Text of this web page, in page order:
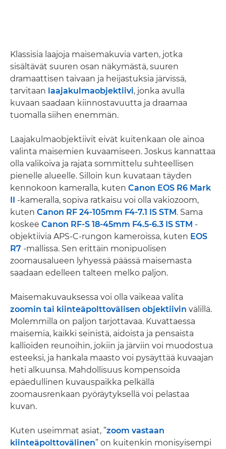
Klassisia laajoja maisemakuvia varten, jotka
sisältävät suuren osan näkymästä, suuren
dramaattisen taivaan ja heijastuksia järvissä,
tarvitaan laajakulmaobjektiivi, jonka avulla
kuvaan saadaan kiinnostavuutta ja draamaa
tuomalla siihen enemmän.
Laajakulmaobjektiivit eivät kuitenkaan ole ainoa
valinta maisemien kuvaamiseen. Joskus kannattaa
olla valikoiva ja rajata sommittelu suhteellisen
pienelle alueelle. Silloin kun kuvataan täyden
kennokoon kameralla, kuten Canon EOS R6 Mark
II -kameralla, sopiva ratkaisu voi olla vakiozoom,
kuten Canon RF 24-105mm F4-7.1 IS STM. Sama
koskee Canon RF-S 18-45mm F4.5-6.3 IS STM -
objektiivia APS-C-rungon kameroissa, kuten EOS
R7 -mallissa. Sen erittäin monipuolisen
zoomausalueen lyhyessä päässä maisemasta
saadaan edelleen talteen melko paljon.
Maisemakuvauksessa voi olla vaikeaa valita
zoomin tai kiinteäpolttovälisen objektiivin välillä.
Molemmilla on paljon tarjottavaa. Kuvattaessa
maisemia, kaikki seinistä, aidoista ja pensaista
kallioiden reunoihin, jokiin ja järviin voi muodostua
esteeksi, ja hankala maasto voi pysäyttää kuvaajan
heti alkuunsa. Mahdollisuus kompensoida
epäedullinen kuvauspaikka pelkällä
zoomausrenkaan pyöräytyksellä voi pelastaa
kuvan.
Kuten useimmat asiat, ”zoom vastaan
kiinteäpolttovälinen” on kuitenkin monisyisempi